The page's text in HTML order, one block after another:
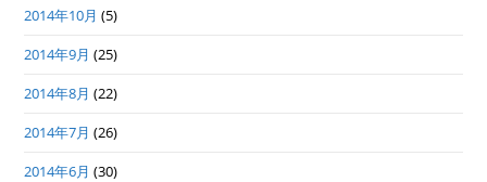
2014年10月 (5)
2014年9月 (25)
2014年8月 (22)
2014年7月 (26)
2014年6月 (30)